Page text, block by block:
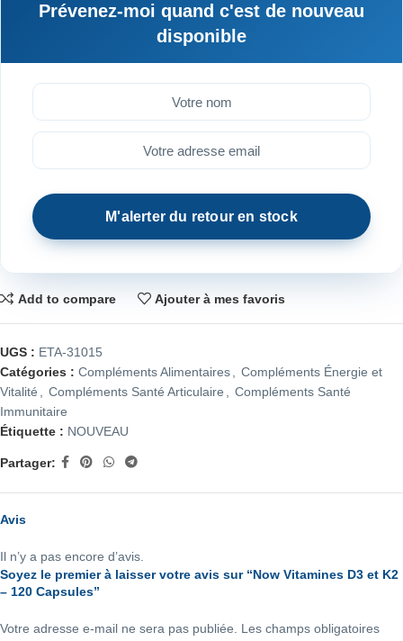
Prévenez-moi quand c'est de nouveau
disponible
Add to compare Ajouter à mes favoris
UGS : ETA-31015
Catégories : Compléments Alimentaires, Compléments Énergie et
Vitalité , Compléments Santé Articulaire , Compléments Santé
Immunitaire
Étiquette : NOUVEAU
Partager:
Avis
Il n’y a pas encore d’avis.
Soyez le premier à laisser votre avis sur “Now Vitamines D3 et K2
– 120 Capsules”
Votre adresse e-mail ne sera pas publiée. Les champs obligatoires